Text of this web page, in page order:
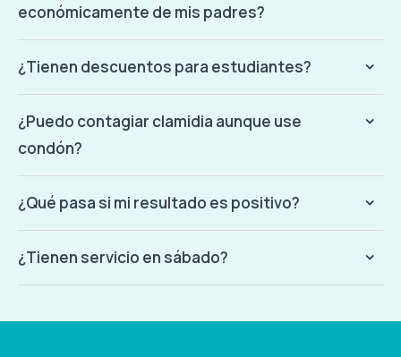
económicamente de mis padres?
¿Tienen descuentos para estudiantes?
¿Puedo contagiar clamidia aunque use
condón?
¿Qué pasa si mi resultado es positivo?
¿Tienen servicio en sábado?